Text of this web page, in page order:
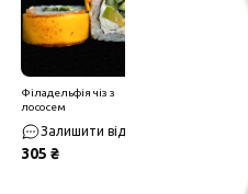
Філадельфія чіз з
лососем
Залишити відгук
305 ₴